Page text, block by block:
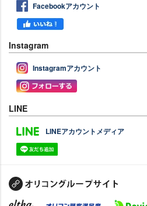
Facebookアカウント
Instagram
Instagramアカウント
LINE
LINEアカウントメディア